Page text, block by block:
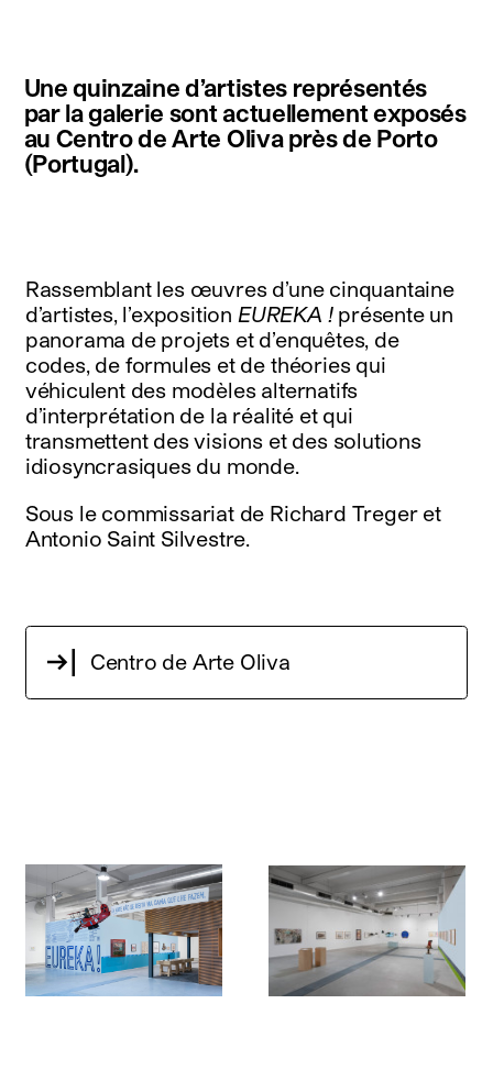
français english
Une quinzaine d’artistes représentés
par la galerie sont actuellement exposés
au Centro de Arte Oliva près de Porto
(Portugal).
Rassemblant les œuvres d’une cinquantaine
d’artistes, l’exposition EUREKA !présente un
panorama de projets et d’enquêtes, de
codes, de formules et de théories qui
véhiculent des modèles alternatifs
d’interprétation de la réalité et qui
transmettent des visions et des solutions
idiosyncrasiques du monde.
Sous le commissariat de Richard Treger et
Antonio Saint Silvestre.
Centro de Arte Oliva